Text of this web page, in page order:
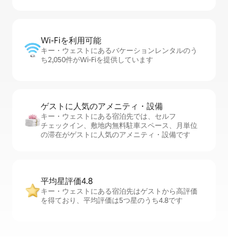
Wi-Fiを利⁠用⁠可⁠能
キー・ウェストにあるバケーションレンタルのう
ち2,050件がWi-Fiを提供しています
ゲストに人⁠気⁠のア⁠メ⁠ニ⁠テ⁠ィ・設⁠備
キー・ウェストにある宿泊先では、セ⁠ル⁠フ
チ⁠ェ⁠ッ⁠ク⁠イ⁠ン、敷地内無料駐⁠車ス⁠ペ⁠ー⁠ス、月単位
の滞在がゲストに人気のアメニティ・設備です
平均星評価4.8
キー・ウェストにある宿泊先はゲストから高評価
を得ており、平均評価は5つ星のうち4.8です